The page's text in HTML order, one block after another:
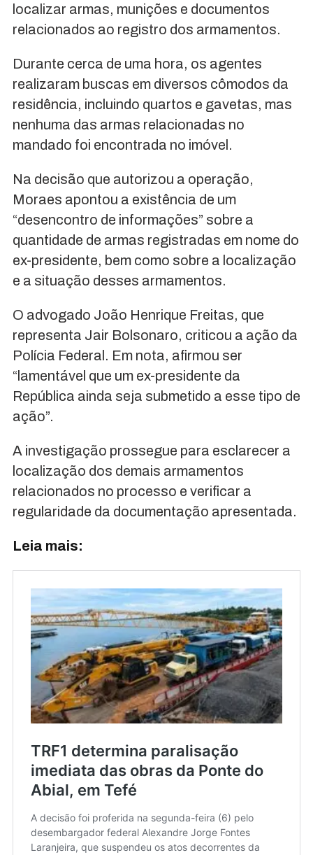
localizar armas, munições e documentos
relacionados ao registro dos armamentos.
Durante cerca de uma hora, os agentes
realizaram buscas em diversos cômodos da
residência, incluindo quartos e gavetas, mas
nenhuma das armas relacionadas no
mandado foi encontrada no imóvel.
Na decisão que autorizou a operação,
Moraes apontou a existência de um
“desencontro de informações” sobre a
quantidade de armas registradas em nome do
ex-presidente, bem como sobre a localização
e a situação desses armamentos.
O advogado João Henrique Freitas, que
representa Jair Bolsonaro, criticou a ação da
Polícia Federal. Em nota, afirmou ser
“lamentável que um ex-presidente da
República ainda seja submetido a esse tipo de
ação”.
A investigação prossegue para esclarecer a
localização dos demais armamentos
relacionados no processo e verificar a
regularidade da documentação apresentada.
Leia mais: